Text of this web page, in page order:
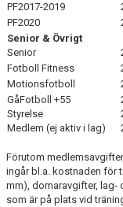
PF2017-2019
PF2020
Senior & Övrigt
Senior
Fotboll Fitness
Motionsfotboll
GåFotboll +55
Styrelse
Medlem (ej aktiv i lag)
Förutom
ingår bl.a. kostnaden för
mm), domaravgifter, lag-
som är på plats vid